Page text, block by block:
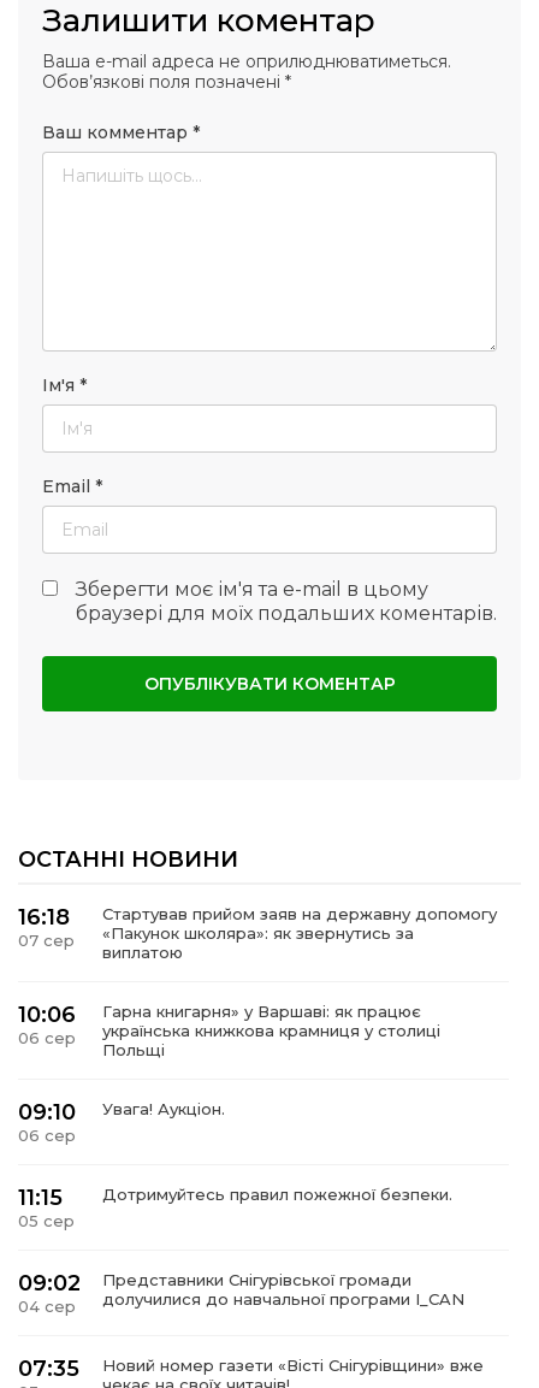
Залишити коментар
Ваша e-mail адреса не оприлюднюватиметься.
Обов’язкові поля позначені *
Ваш комментар *
Ім'я *
Email *
Зберегти моє ім'я та e-mail в цьому
браузері для моїх подальших коментарів.
ОСТАННІ НОВИНИ
16:18
07 сер
Стартував прийом заяв на державну допомогу
«Пакунок школяра»: як звернутись за
виплатою
10:06
06 сер
Гарна книгарня» у Варшаві: як працює
українська книжкова крамниця у столиці
Польщі
09:10
06 сер
Увага! Аукціон.
11:15
05 сер
Дотримуйтесь правил пожежної безпеки.
09:02
04 сер
Представники Снігурівської громади
долучилися до навчальної програми I_CAN
07:35
Новий номер газети «Вісті Снігурівщини» вже